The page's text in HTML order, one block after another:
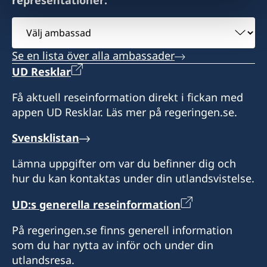
Konsulatet i Izmie kan utlämna pass, ID-kort
och körkort som sökts vid en ambassad eller
polismyndighet i Sverige.
Vid lokala helgdagar håller som regel
honorärkonsulatet stängt. Skriv mail och fråga
innan du beger dig dit.
Språk: turkiska, engelska och franska.
Honorärkonsul
Feyzi Kaya
efter tidsbokning. Vänligen ring i förväg eller
hör av dig på mail med dina frågor.
Konsulatet i Antalya kan utlämna pass, ID-kort
och körkort som sökts vid en ambassad eller
polismyndighet i Sverige. Konsulatet kan även
utfärda provisoriska pass.
regel stängt. Ring innan du beger dig dit.
Språk: turkiska och engelska
Honorärkonsul
Başak Akıncı
Välj
ambassad
Se en lista över alla ambassader
UD Resklar
Få aktuell reseinformation direkt i fickan med
appen UD Resklar. Läs mer på regeringen.se.
Svensklistan
Lämna uppgifter om var du befinner dig och
hur du kan kontaktas under din utlandsvistelse.
UD:s generella reseinformation
På regeringen.se finns generell information
som du har nytta av inför och under din
utlandsresa.